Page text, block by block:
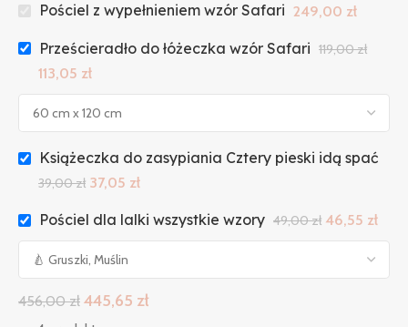
Pościel z wypełnieniem wzór Safari 249,00 zł
Prześcieradło do łóżeczka wzór Safari 119,00zł
113,05 zł
Książeczka do zasypiania Cztery pieski idą spać
39,00zł 37,05 zł
Pościel dla lalki wszystkie wzory 49,00zł 46,55 zł
456,00zł 445,65 zł